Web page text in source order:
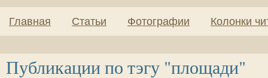
Главная Статьи Фотографии Колонки
Публикации по тэгу "площади"